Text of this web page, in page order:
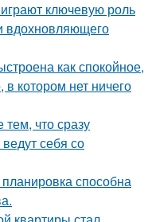
ключевую роль
вдохновляющего
как спокойное,
котором нет ничего
что сразу
себя со
способна